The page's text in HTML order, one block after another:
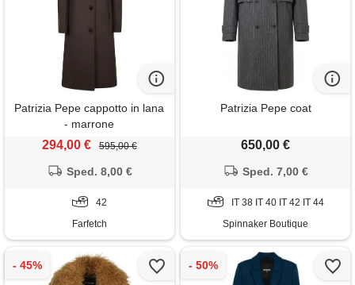
Patrizia Pepe cappotto in lana
- marrone
294,00 € 595,00 €
Sped. 8,00 €
42
Farfetch
Patrizia Pepe coat
650,00 €
Sped. 7,00 €
IT 38 IT 40 IT 42 IT 44
Spinnaker Boutique